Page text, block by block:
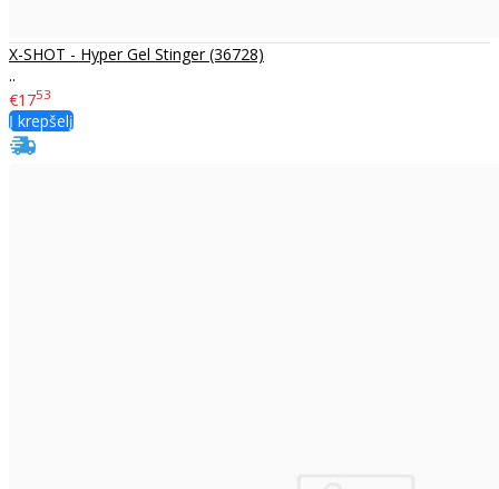
X-SHOT - Hyper Gel Stinger (36728)
..
€1753
Į krepšelį